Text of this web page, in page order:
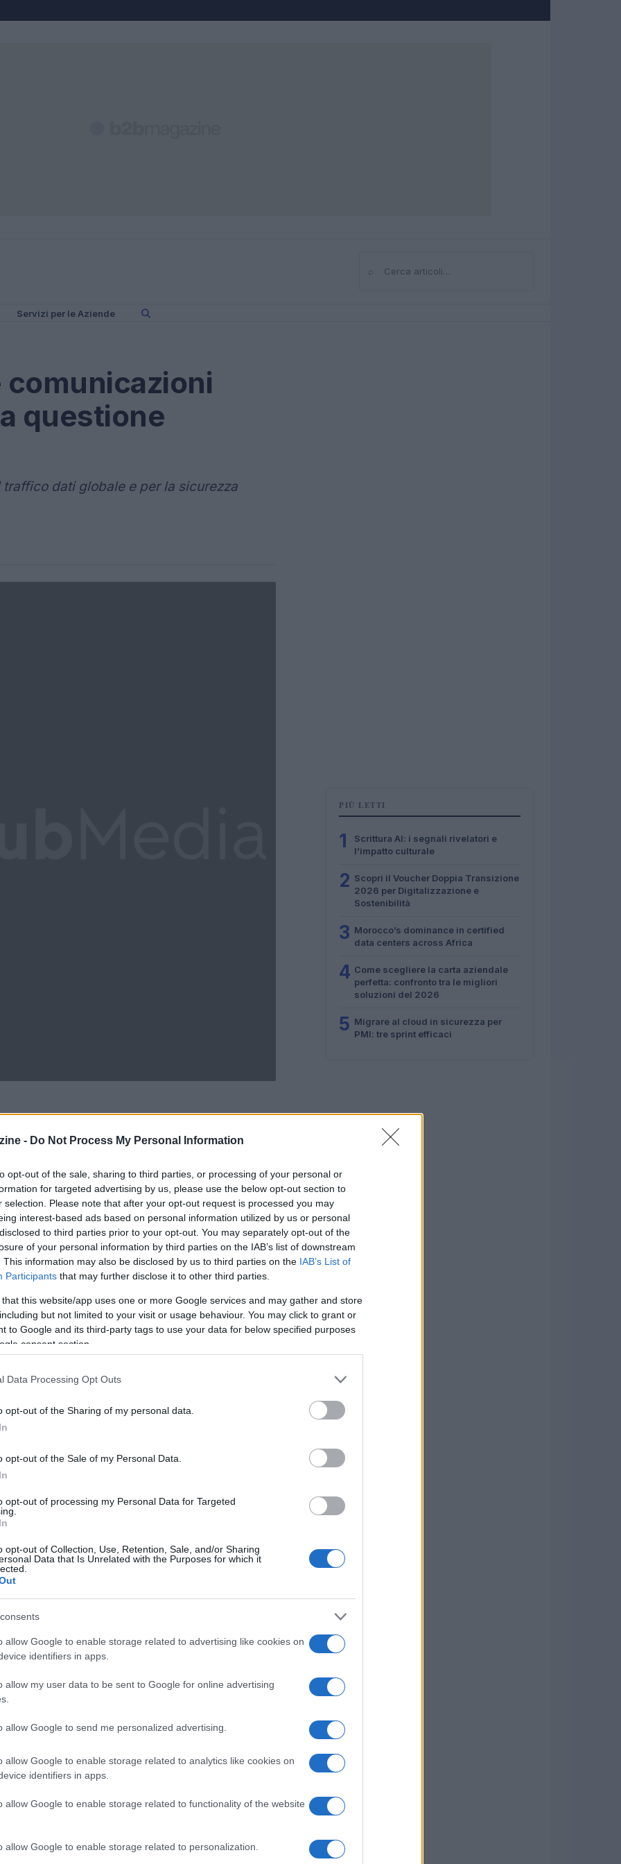
- Do Not Process My Personal Information
opt-out of the sale, sharing to third parties, or processing of your personal or
for targeted advertising by us, please use the below opt-out section to
selection. Please note that after your opt-out request is processed you may
interest-based ads based on personal information utilized by us or personal
to third parties prior to your opt-out. You may separately opt-out of the
of your personal information by third parties on the IAB’s list of downstream
This information may also be disclosed by us to third parties on the IAB’s List of
Participants that may further disclose it to other third parties.
that this website/app uses one or more Google services and may gather and store
but not limited to your visit or usage behaviour. You may click to grant or
to Google and its third-party tags to use your data for below specified purposes
consent section.
Data Processing Opt Outs
opt-out of the Sharing of my personal data.
opt-out of the Sale of my Personal Data.
opt-out of processing my Personal Data for Targeted
opt-out of Collection, Use, Retention, Sale, and/or Sharing
Data that Is Unrelated with the Purposes for which it
allow Google to enable storage related to advertising like cookies on
identifiers in apps.
allow my user data to be sent to Google for online advertising
allow Google to send me personalized advertising.
allow Google to enable storage related to analytics like cookies on
identifiers in apps.
allow Google to enable storage related to functionality of the website
allow Google to enable storage related to personalization.
⌕Cerca
Servizi per le Aziende
questione
dati globale e per la sicurezza
sottomarine
fondamentali nel panorama tecnologico
per migliaia di chilometri sotto i mari,
permettendo la trasmissione di
e la sicurezza nazionale.
una connessione internet stabile;
che, nelle mani sbagliate, potrebbe
occidentali.
è un tema di crescente
il controllo delle linee di
nelle strategie militari. Oggi, con la
e la protezione dei cavi sottomarini
PIÙ LETTI
1
Scrittura AI: i segnali rivelatori e
l’impatto culturale
2 Scopri il Voucher Doppia Transizione
2026 per Digitalizzazione e
Sostenibilità
3 Morocco’s dominance in certified
data centers across Africa
4 Come scegliere la carta aziendale
perfetta: confronto tra le migliori
soluzioni del 2026
5 Migrare al cloud in sicurezza per
PMI: tre sprint efficaci